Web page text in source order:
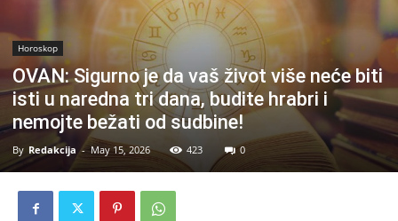
Horoskop
OVAN: Sigurno je da vaš život više neće biti
isti u naredna tri dana, budite hrabri i
nemojte bežati od sudbine!
By Redakcija - May 15, 2026 423 0